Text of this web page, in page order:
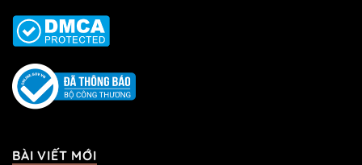
BÀI VIẾT MỚI